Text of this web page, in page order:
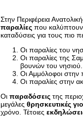
Στην Περιφέρεια
παραλίες που καλύπτουν
καταδύσεις για τους πιο
Οι παραλίες του
Οι παραλίες της
βουνών του νησιού.
Οι Αμμόλοφοι στην
Οι παραλίες στην
Οι παραδόσεις της
μεγάλες θρησκευτικές
χρόνο. Τέτοιες